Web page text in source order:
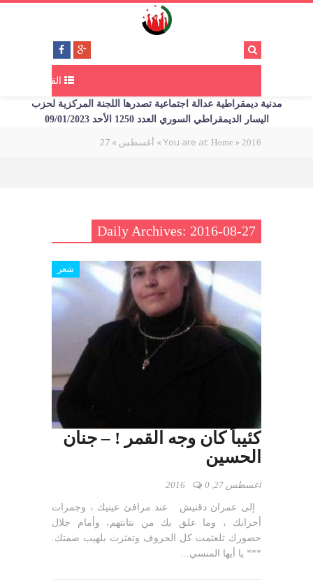
القائمة
مدنية ديمقراطية عدالة اجتماعية تصدرها اللجنة المركزية لحزب
اليسار الديمقراطي السوري العدد 1250 الأحد 09/01/2023
You are at: Home » 2016
» أغسطس »
27
Daily Archives: 2016-08-27
شعر
كئيباً كان وجه القمر ! – جنان
الحسين
أغسطس 27, 2016 0
إلى عمران دقنيش عند مرافئ عينيك ، وجمرات
أحزانك ، وما علق بك من نتانتهم، وأمام جلال
حضورك تلعثمت كل الحروف وتعثرت بلهيب صمتك.
*** يا أيها المنسي…